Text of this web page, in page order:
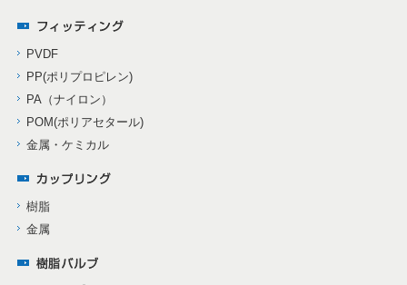
PVDF
PP(ポリプロピレン)
PA（ナイロン）
POM(ポリアセタール)
金属・ケミカル
樹脂
金属